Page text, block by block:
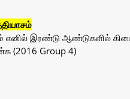
இரண்டு ஆண்டுகளில்
(2016 Group 4)